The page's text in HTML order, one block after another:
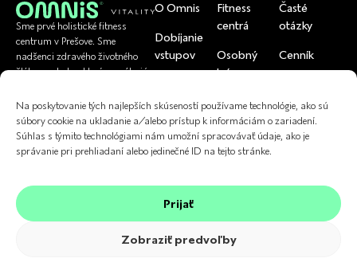
Na poskytovanie tých najlepších skúseností používame technológie, ako sú
súbory cookie na ukladanie a/alebo prístup k informáciám o zariadení.
Súhlas s týmito technológiami nám umožní spracovávať údaje, ako je
správanie pri prehliadaní alebo jedinečné ID na tejto stránke.
Prijať
Zobraziť predvoľby
Sme prvé holistické fitness
centrum v Prešove. Sme
nadšenci zdravého životného
štýlu a pohybu, ktorí pomáhajú
U nás si viete
uplatniť
O Omnis
Dobíjanie
vstupov
skupinoviek
Kontakt
Fitness
centrá
Osobný
tréner
Cvičenia
Fyzioterapia
Časté
otázky
Cenník
Referencie
2024 © OMNiS Vitality. Všetky práva vyhradené.